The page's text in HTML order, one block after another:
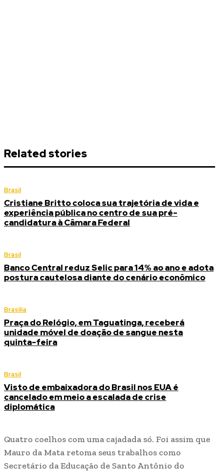
Related stories
Brasil
Cristiane Britto coloca sua trajetória de vida e
experiência pública no centro de sua pré-
candidatura à Câmara Federal
Brasil
Banco Central reduz Selic para 14% ao ano e adota
postura cautelosa diante do cenário econômico
Brasília
Praça do Relógio, em Taguatinga, receberá
unidade móvel de doação de sangue nesta
quinta-feira
Brasil
Visto de embaixadora do Brasil nos EUA é
cancelado em meio a escalada de crise
diplomática
Quatro coelhos com uma cajadada só. Foi assim que
Mauro da Mata retoma seus trabalhos como
Secretário da Educação de Santo Antônio do